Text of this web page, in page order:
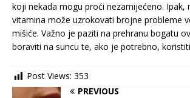
koji nekada mogu proći nezamijećeno. Ipak,
vitamina može uzrokovati brojne probleme
mišiće. Važno je paziti na prehranu bogatu
boraviti na suncu te, ako je potrebno,
Post Views: 353
PREVIOUS